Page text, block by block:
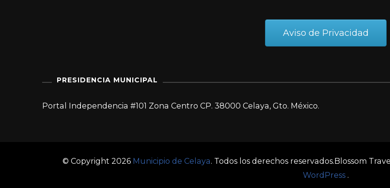
Aviso de Privacidad
PRESIDENCIA MUNICIPAL
Portal Independencia #101 Zona Centro CP. 38000 Celaya, Gto. México.
© Copyright 2026 Municipio de Celaya. Todos los derechos reservados. Blossom
WordPress.